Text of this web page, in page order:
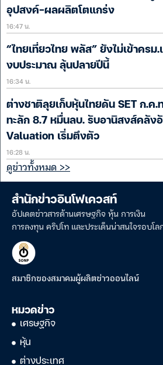
อุปสงค์-ผลผลิตโตแกร่ง
16:47 น.
“ไทยเที่ยวไทย พลัส” ยังไม่เข้าคร
งบประมาณ ลุ้นปลายปีนี้
16:34 น.
ต่างชาติลุยเก็บหุ้นไทยดัน SET ก.ค.
ทะลัก 8.7 หมื่นลบ. รับอานิสงส์คลังอั
Valuation เริ่มตึงตัว
16:28 น.
ดูข่าวทั้งหมด >>
สำนักข่าวอินโฟเควสท์
อัปเดตข่าวสารด้านเศรษฐกิจ หุ้น การเงิน
การลงทุน คริปโท และประเด็นน่าสนใจรอบโล
สมาชิกของสมาคมผู้ผลิตข่าวออนไลน์
หมวดข่าว
เศรษฐกิจ
หุ้น
ต่างประเทศ